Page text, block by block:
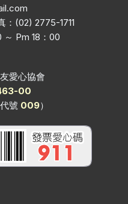
(02) 2775-1711
Pm 18：00
愛心協會
00
號 009）